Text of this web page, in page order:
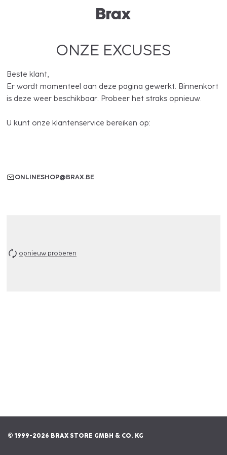
ONZE EXCUSES
Beste klant,
Er wordt momenteel aan deze pagina gewerkt. Binnenkort
is deze weer beschikbaar. Probeer het straks opnieuw.
U kunt onze klantenservice bereiken op:
ONLINESHOP@BRAX.BE
opnieuw proberen
© 1999-2026 BRAX STORE GMBH & CO. KG